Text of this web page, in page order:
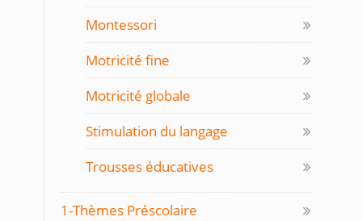
Montessori
Motricité fine
Motricité globale
Stimulation du langage
Trousses éducatives
1-Thèmes Préscolaire